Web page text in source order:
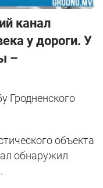
канал
у дороги. У
–
Гродненского
объекта
обнаружил